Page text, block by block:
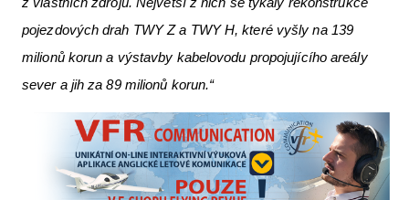
pojezdových drah TWY Z a TWY H, které vyšly na 139
milionů korun a výstavby kabelovodu propojujícího areály
sever a jih za 89 milionů korun.“